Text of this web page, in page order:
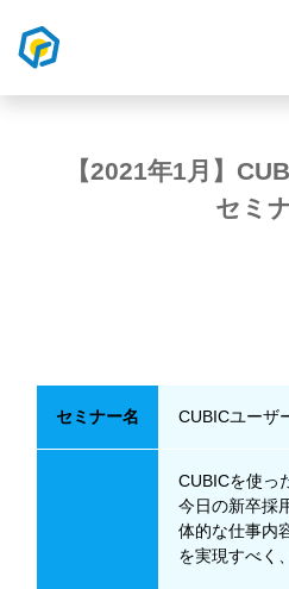
【2021年1月】
セミ
セミナー名 CUBICユーザ
CUBICを使っ
今日の新卒採
体的な仕事内
を実現すべく